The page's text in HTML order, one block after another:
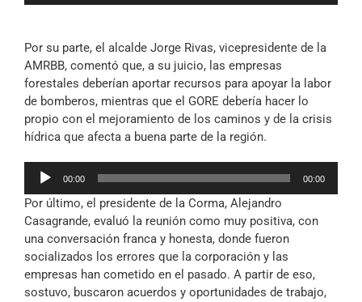
Por su parte, el alcalde Jorge Rivas, vicepresidente de la
AMRBB, comentó que, a su juicio, las empresas
forestales deberían aportar recursos para apoyar la labor
de bomberos, mientras que el GORE debería hacer lo
propio con el mejoramiento de los caminos y de la crisis
hídrica que afecta a buena parte de la región.
Reproductor
audio
00:00 00:00
Por último, el presidente de la Corma, Alejandro
Casagrande, evaluó la reunión como muy positiva, con
una conversación franca y honesta, donde fueron
socializados los errores que la corporación y las
empresas han cometido en el pasado. A partir de eso,
sostuvo, buscaron acuerdos y oportunidades de trabajo,